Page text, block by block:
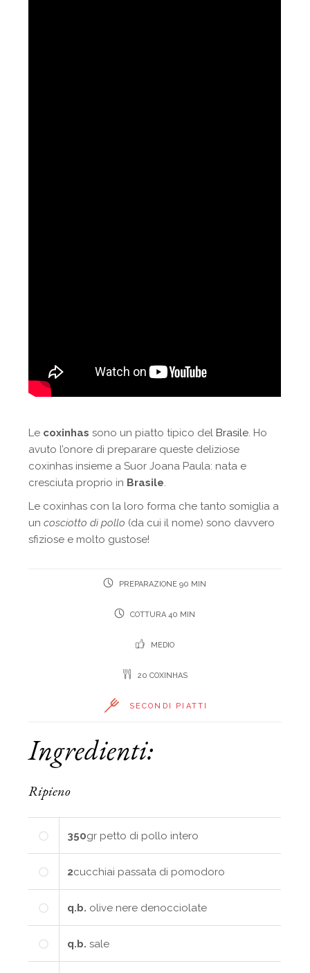
Le coxinhassono un piatto tipico del Brasile. Ho
avuto l’onore di preparare queste deliziose
coxinhas insieme a Suor Joana Paula: nata e
cresciuta proprio in Brasile.
Le coxinhas con la loro forma che tanto somiglia a
un cosciotto di pollo (da cui il nome) sono davvero
sfiziose e molto gustose!
PREPARAZIONE 90 MIN
COTTURA 40 MIN
MEDIO
20 COXINHAS
SECONDI PIATTI
Ingredienti:
Ripieno
350gr petto di pollo intero
2cucchiai passata di pomodoro
q.b. olive nere denocciolate
q.b. sale